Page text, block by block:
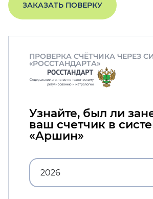
ЗАКАЗАТЬ ПОВЕРКУ
ПРОВЕРКА СЧЁТЧИКА ЧЕРЕЗ
«РОССТАНДАРТА»
Узнайте, был ли
ваш счетчик в
«Аршин»